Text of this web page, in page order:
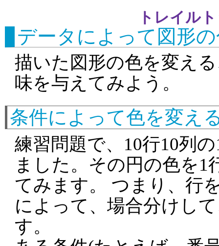
トレイル
データによって図形
描いた図形の色を変え
味を与えてみよう。
条件によって色を変え
練習問題で、10行10列
ました。その円の色を1
てみます。 つまり、行
によって、場合分けし
す。